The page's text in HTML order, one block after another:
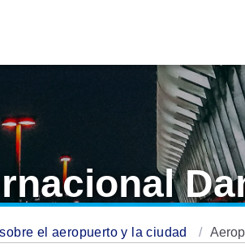
el aeropuerto y la ciudad